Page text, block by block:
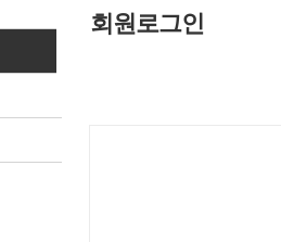
회원로그인